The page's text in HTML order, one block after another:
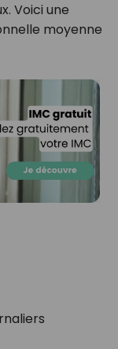
Voici une
moyenne